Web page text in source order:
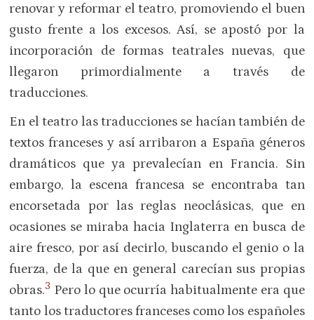
renovar y reformar el teatro, promoviendo el buen
gusto frente a los excesos. Así, se apostó por la
incorporación de formas teatrales nuevas, que
llegaron primordialmente a través de
traducciones.
En el teatro las traducciones se hacían también de
textos franceses y así arribaron a España géneros
dramáticos que ya prevalecían en Francia. Sin
embargo, la escena francesa se encontraba tan
encorsetada por las reglas neoclásicas, que en
ocasiones se miraba hacia Inglaterra en busca de
aire fresco, por así decirlo, buscando el genio o la
fuerza, de la que en general carecían sus propias
obras.3 Pero lo que ocurría habitualmente era que
tanto los traductores franceses como los españoles